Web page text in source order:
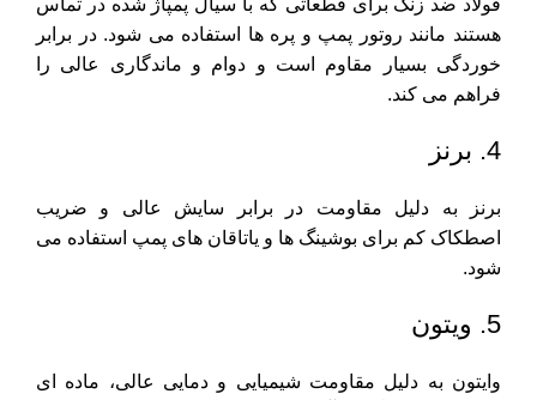
فولاد ضد زنگ برای قطعاتی که با سیال پمپاژ شده در تماس
هستند مانند روتور پمپ و پره ها استفاده می شود. در برابر
خوردگی بسیار مقاوم است و دوام و ماندگاری عالی را
فراهم می کند.
4. برنز
برنز به دلیل مقاومت در برابر سایش عالی و ضریب
اصطکاک کم برای بوشینگ ها و یاتاقان های پمپ استفاده می
شود.
5. ویتون
وایتون به دلیل مقاومت شیمیایی و دمایی عالی، ماده ای